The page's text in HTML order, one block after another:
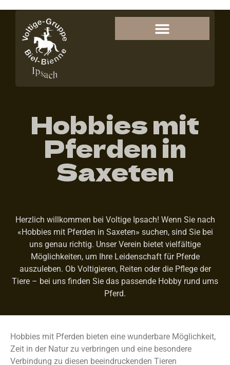
Hobbies mit
Pferden in
Saxeten
Herzlich willkommen bei Voltige Ipsach! Wenn Sie nach
«Hobbies mit Pferden in Saxeten» suchen, sind Sie bei
uns genau richtig. Unser Verein bietet vielfältige
Möglichkeiten, um Ihre Leidenschaft für Pferde
auszuleben. Ob Voltigieren, Reiten oder die Pflege der
Tiere – bei uns finden Sie das passende Hobby rund ums
Pferd.
Hobbies mit Pferden bieten eine wunderbare Möglichkeit,
Zeit in der Natur zu verbringen und eine besondere
Verbindung zu diesen beeindruckenden Tieren